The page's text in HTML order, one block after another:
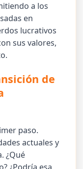
a los
en
lucrativos
sus valores,
de
paso.
actuales y
¿Qué
¿Podría esa